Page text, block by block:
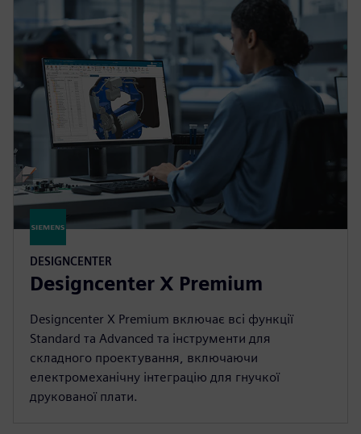
DESIGNCENTER
Designcenter X Premium
Designcenter X Premium включає всі функції
Standard та Advanced та інструменти для
складного проектування, включаючи
електромеханічну інтеграцію для гнучкої
друкованої плати.